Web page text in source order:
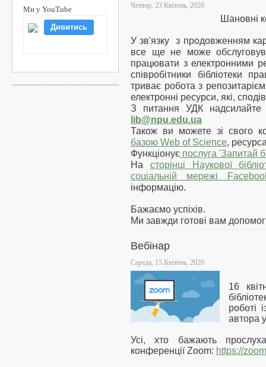
Ми у YouTube
Дивитись
Четвер, 23 Квітень, 2020
Шановні
У зв'язку з продовженням
все ще не може
працювати з електронними
співробітники бібліотеки
триває робота з
електронні ресурси, які,
З питання УДК надсилайте
lib@npu.edu.ua
Також ви можете зі свого
базою Web of Science,
Функціонує послуга 'Запитай
На сторінці Наукової
соціальній мережі
інформацію.
Бажаємо успіхів.
Ми завжди готові вам
Вебінар
Середа, 15 Квітень, 2020
16
роботі
автора
Усі, хто бажають
конференції Zoom: https://